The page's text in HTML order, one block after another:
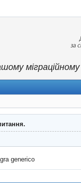
generico